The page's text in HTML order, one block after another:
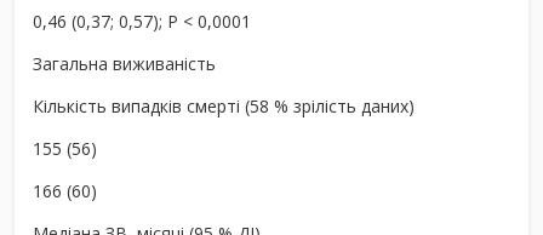
0,46 (0,37; 0,57); P < 0,0001
Загальна виживаність
Кількість випадків смерті (58 % зрілість даних)
155 (56)
166 (60)